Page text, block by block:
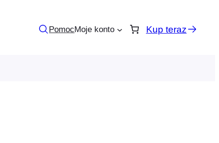
PomocMoje konto Kup teraz